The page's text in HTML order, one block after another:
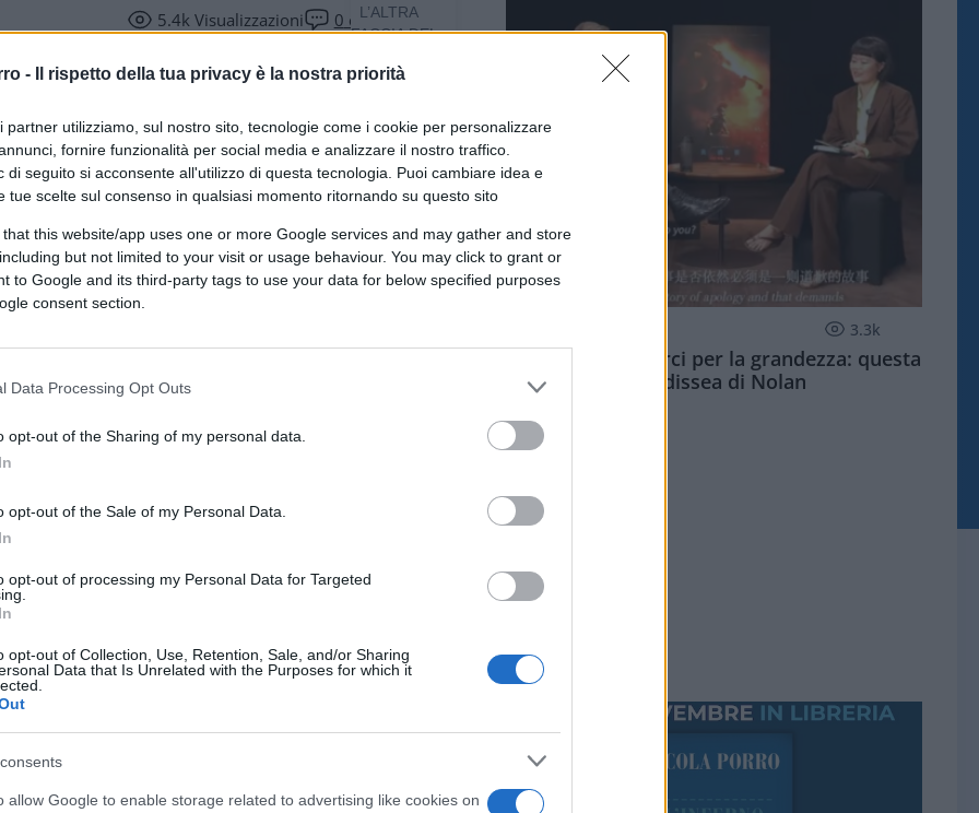
- Il rispetto della tua privacy è la nostra priorità
partner utilizziamo, sul nostro sito, tecnologie come i cookie per personalizzare
fornire funzionalità per social media e analizzare il nostro traffico.
di seguito si acconsente all'utilizzo di questa tecnologia. Puoi cambiare idea e
tue scelte sul consenso in qualsiasi momento ritornando su questo sito
that this website/app uses one or more Google services and may gather and store
but not limited to your visit or usage behaviour. You may click to grant or
to Google and its third-party tags to use your data for below specified purposes
consent section.
Data Processing Opt Outs
opt-out of the Sharing of my personal data.
opt-out of the Sale of my Personal Data.
opt-out of processing my Personal Data for Targeted
opt-out of Collection, Use, Retention, Sale, and/or Sharing
Data that Is Unrelated with the Purposes for which it
allow Google to enable storage related to advertising like cookies on
L’ALTRA
FACCIA DEL
MINIMA
O,
AMERICA!
POLITICS
APP
THATCHER
SOVRANISTA
5.4k Visualizzazioni 0 commenti
CLICCA QUI
, il programma serale di
i nostri autori e numerosi ospiti
con l’approccio critico e fuori dal coro
questa sera saràFabio Dragoni.
3.3k
Dobbiamo scusarci per la grandezza: questa
è l'Odissea di Nolan